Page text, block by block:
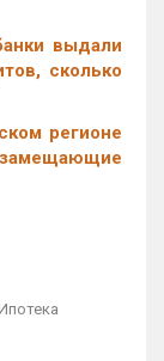
выдали
сколько
регионе
Ипотека